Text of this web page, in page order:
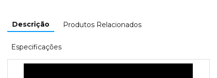
Descrição Produtos Relacionados
Especificações